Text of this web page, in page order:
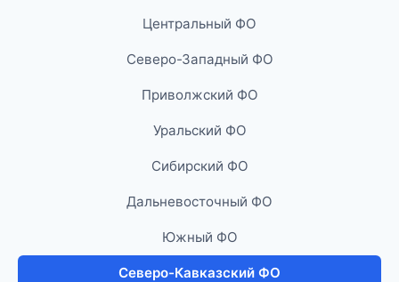
Центральный ФО
Северо-Западный ФО
Приволжский ФО
Уральский ФО
Сибирский ФО
Дальневосточный ФО
Южный ФО
Северо-Кавказский ФО